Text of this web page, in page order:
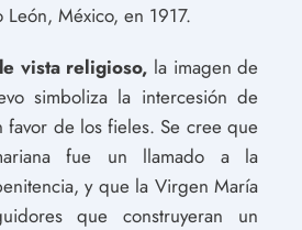
México, en 1917.
vista religioso, la imagen de
simboliza la intercesión de
favor de los fieles. Se cree que
fue un llamado a la
y que la Virgen María
que construyeran un